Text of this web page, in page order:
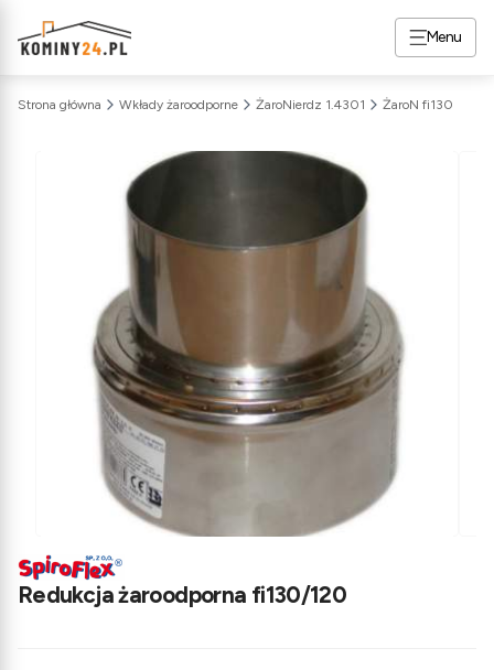
Menu
Strona główna Wkłady żaroodporne ŻaroNierdz 1.4301 ŻaroN fi130
Redukcja żaroodporna fi130/120